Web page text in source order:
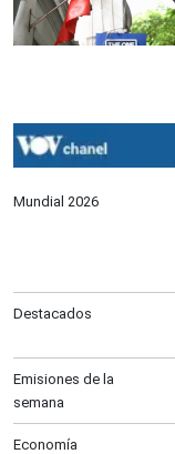
Mundial 2026
Destacados
Emisiones de la
semana
Economía